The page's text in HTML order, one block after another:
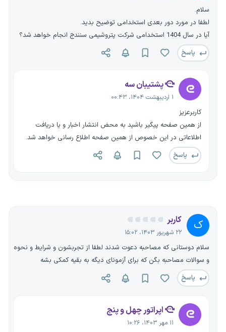
سلام.
لطفا در مورد دور بعدی استخدامی توضیح بدید.
آیا در سال 1404 استخدامی شرکت پتروشیمی سنندج انجام خواهد شد؟
پاسخ
پشتیبان سه
۱ اردیبهشت ۱۴۰۴، ۰۰:۴۳
کاربرعزیز
از همین صفحه پیگیر باشید به محض انتشار اخبار و یا دریافت
اطلاعاتی در این خصوص از همین صفحه اطلاع رسانی خواهد شد.
پاسخ
ک کاربر
۲۲ شهریور ۱۴۰۳، ۱۵:۰۲
سلام دوستانی که مصاحبه دعوت شدند لطفا از تجربشون و شرایط و نحوه
و سوالات مصاحبه بگن که برای آزمونای دیگه به بقیه کمکی بشه
پاسخ
اپراتور چهل و پنج
۱۱ مهر ۱۴۰۳، ۱۰:۲۶